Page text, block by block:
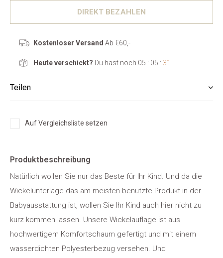
DIREKT BEZAHLEN
Kostenloser Versand Ab €60,-
Heute verschickt? Du hast noch 05 : 05 : 31
Teilen
Auf Vergleichsliste setzen
Produktbeschreibung
Natürlich wollen Sie nur das Beste für Ihr Kind. Und da die
Wickelunterlage das am meisten benutzte Produkt in der
Babyausstattung ist, wollen Sie Ihr Kind auch hier nicht zu
kurz kommen lassen. Unsere Wickelauflage ist aus
hochwertigem Komfortschaum gefertigt und mit einem
wasserdichten Polyesterbezug versehen. Und